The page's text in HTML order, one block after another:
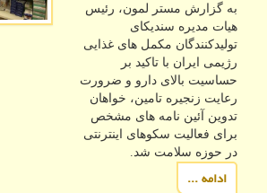
به گزارش مستر لمون، رئیس
هیات مدیره سندیکای
تولیدکنندگان مکمل های غذایی
رژیمی ایران با تاکید بر
حساسیت بالای دارو و ضرورت
رعایت زنجیره تامین، خواهان
تدوین آئین نامه های مشخص
برای فعالیت سکوهای اینترنتی
در حوزه سلامت شد.
ادامه ...